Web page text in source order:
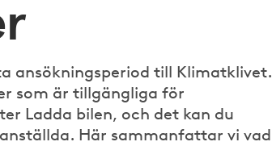
ansökningsperiod till Klimatklivet.
som är tillgängliga för
Ladda bilen, och det kan du
Här sammanfattar vi vad